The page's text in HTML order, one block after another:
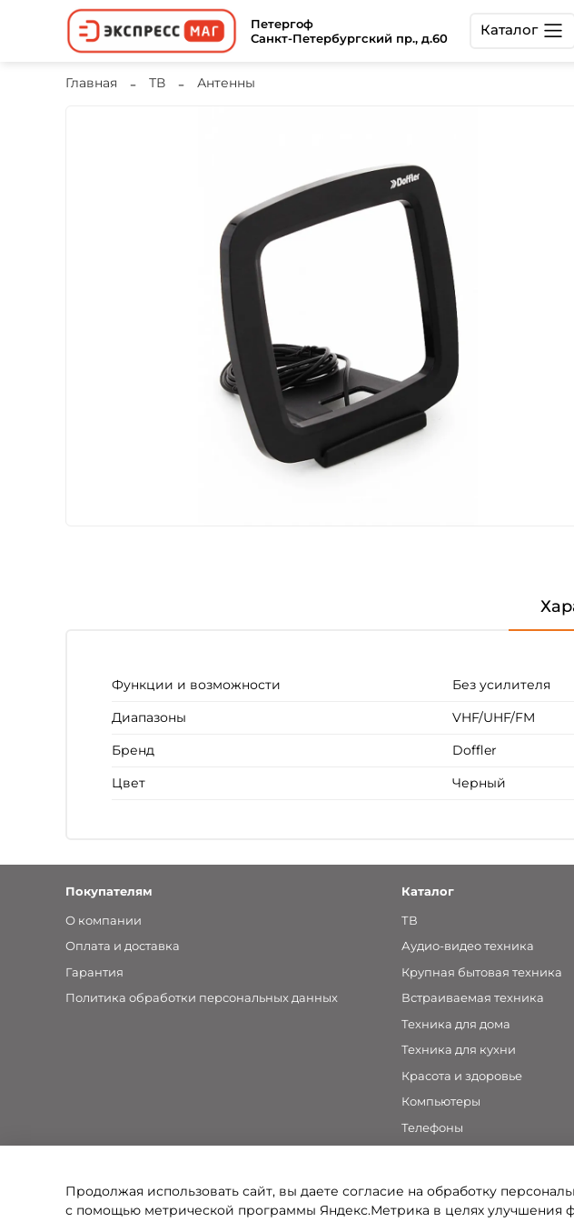
Петергоф
Санкт-Петербургский пр., д.60
Каталог
Главная ТВ Антенны
Функции и возможности
Без усилителя
Диапазоны
VHF/UHF/FM
Бренд
Doffler
Цвет
Черный
Покупателям
О компании
Оплата и доставка
Гарантия
Политика обработки персональных данных
Каталог
ТВ
Аудио-видео техника
Крупная бытовая техника
Встраиваемая техника
Техника для дома
Техника для кухни
Красота и здоровье
Компьютеры
Телефоны
Продолжая использовать сайт, вы даете согласие на обработку
с помощью метрической программы Яндекс.Метрика в целях улучшения